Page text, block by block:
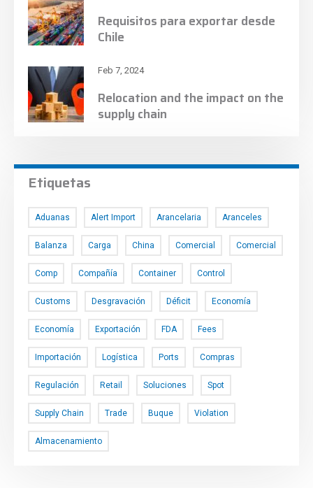
Requisitos para exportar desde
Chile
Feb 7, 2024
Relocation and the impact on the
supply chain
Etiquetas
Aduanas Alert Import Arancelaria Aranceles
Balanza Carga China Comercial Comercial
Comp Compañía Container Control
Customs Desgravación Déficit Economía
Economía Exportación FDA Fees
Importación Logística Ports Compras
Regulación Retail Soluciones Spot
Supply Chain Trade Buque Violation
Almacenamiento